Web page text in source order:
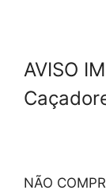
AVISO
NÃO